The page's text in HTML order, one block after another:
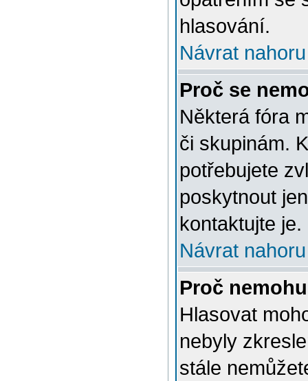
hlasování.
Návrat nahoru
Proč se
Některá fóra
či skupinám.
potřebujete
poskytnout
kontaktujte je.
Návrat nahoru
Proč
Hlasovat
nebyly
stále